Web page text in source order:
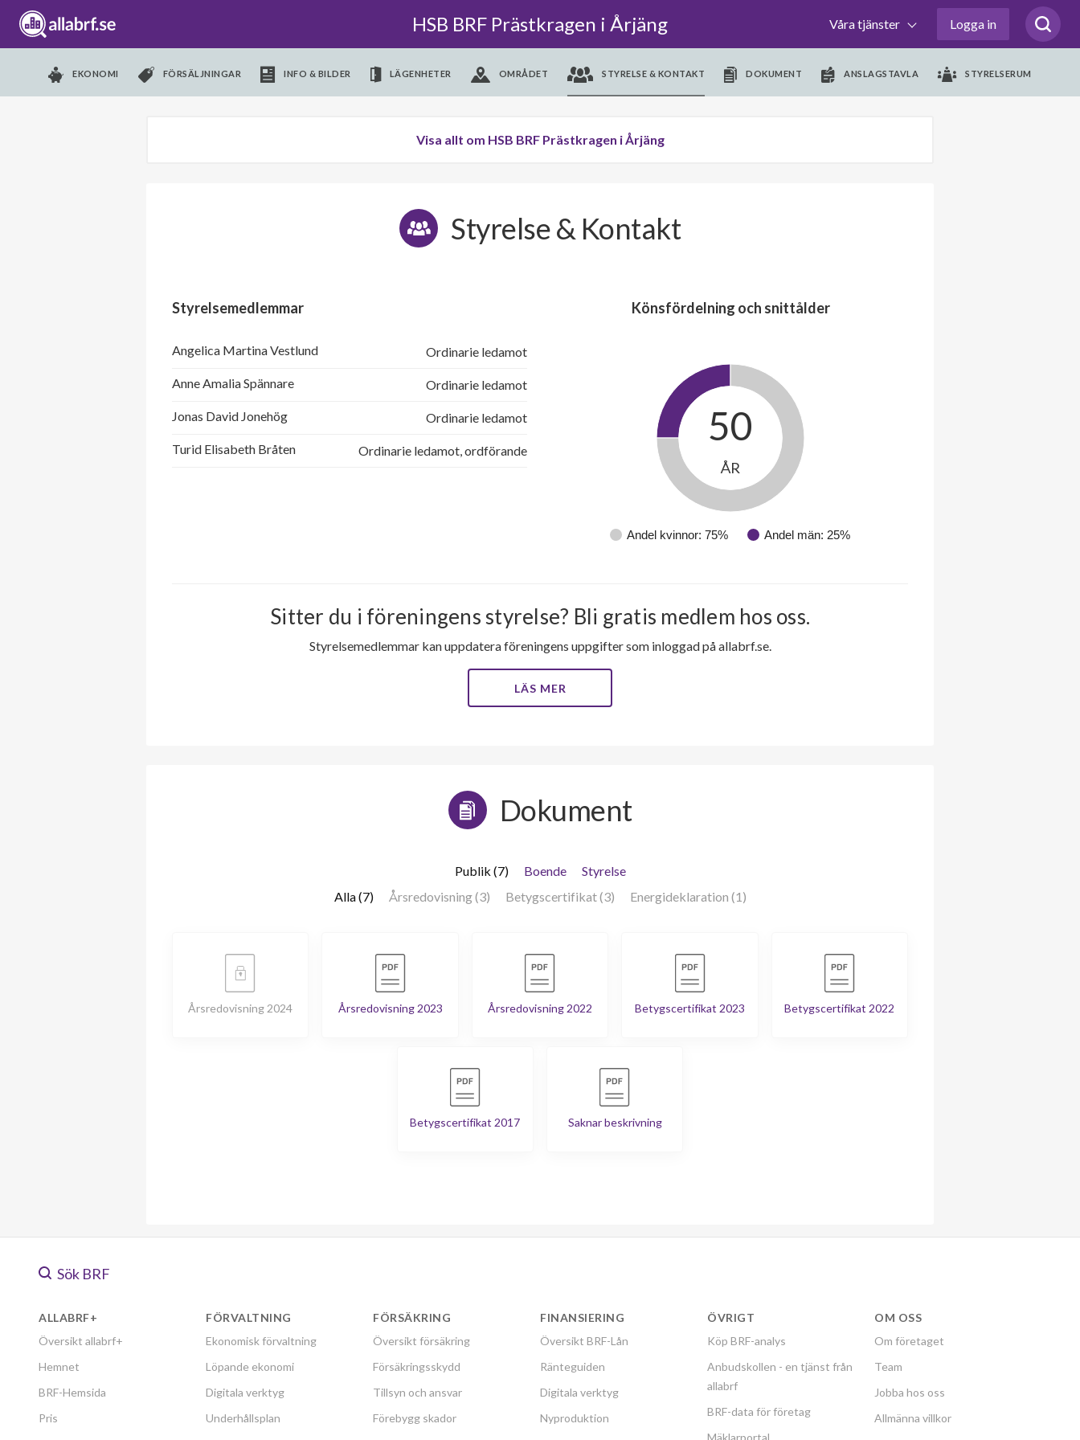
HSB BRF Prästkragen i Årjäng Våra tjänster Logga in
EKONOMI FÖRSÄLJNINGAR INFO & BILDER LÄGENHETER OMRÅDET STYRELSE & KONTAKT DOKUMENT ANSLAGSTAVLA STYRELSERUM
Visa allt om HSB BRF Prästkragen i Årjäng
Styrelse & Kontakt
Styrelsemedlemmar
Angelica Martina Vestlund Ordinarie ledamot
Anne Amalia Spännare Ordinarie ledamot
Jonas David Jonehög Ordinarie ledamot
Turid Elisabeth Bråten Ordinarie ledamot, ordförande
Könsfördelning och snittålder
Andel kvinnor: 75% Andel män: 25%
50
ÅR
Sitter du i föreningens styrelse? Bli gratis medlem hos oss.
Styrelsemedlemmar kan uppdatera föreningens uppgifter som inloggad på allabrf.se.
LÄS MER
Dokument
Publik (7) Boende
Styrelse
Alla (7)
Årsredovisning (3) Betygscertifikat (3) Energideklaration (1)
Årsredovisning 2024 Årsredovisning 2023 Årsredovisning 2022 Betygscertifikat 2023 Betygscertifikat 2022
Betygscertifikat 2017 Saknar beskrivning
Sök BRF
ALLABRF+
Översikt allabrf+
Hemnet
BRF-Hemsida
Pris
FÖRVALTNING
Ekonomisk förvaltning
Löpande ekonomi
Digitala verktyg
Underhållsplan
FÖRSÄKRING
Översikt försäkring
Försäkringsskydd
Tillsyn och ansvar
Förebygg skador
FINANSIERING
Översikt BRF-Lån
Ränteguiden
Digitala verktyg
Nyproduktion
ÖVRIGT
Köp BRF-analys
Anbudskollen - en tjänst från
allabrf
BRF-data för företag
Mäklarportal
OM OSS
Om företaget
Team
Jobba hos oss
Allmänna villkor